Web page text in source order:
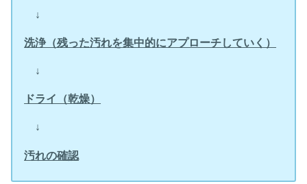
↓
洗浄（残った汚れを集中的にアプローチしていく）
↓
ドライ（乾燥）
↓
汚れの確認